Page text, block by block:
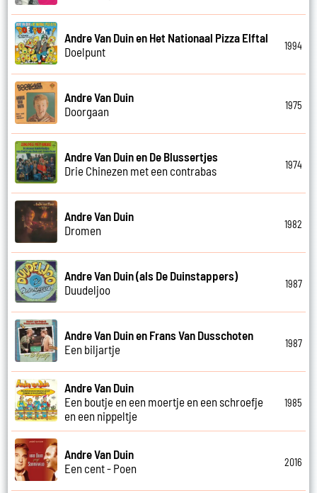
Andre Van Duin en Het Nationaal Pizza Elftal
Doelpunt
1994
Andre Van Duin
Doorgaan
1975
Andre Van Duin en De Blussertjes
Drie Chinezen met een contrabas
1974
Andre Van Duin
Dromen
1982
Andre Van Duin (als De Duinstappers)
Duudeljoo
1987
Andre Van Duin en Frans Van Dusschoten
Een biljartje
1987
Andre Van Duin
Een boutje en een moertje en een schroefje
en een nippeltje
1985
Andre Van Duin
Een cent - Poen
2016